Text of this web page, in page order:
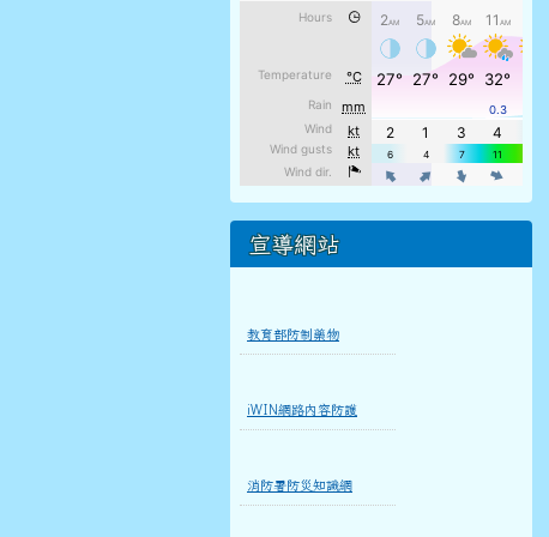
宣導網站
教育部防制藥物
iWIN網路內容防護
消防署防災知識網